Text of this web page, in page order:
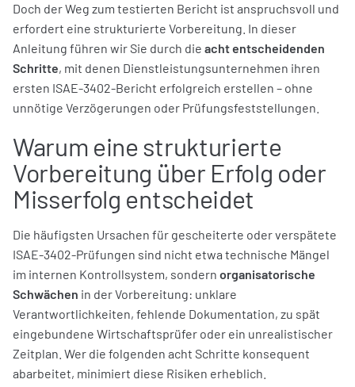
Doch der Weg zum testierten Bericht ist anspruchsvoll und
erfordert eine strukturierte Vorbereitung. In dieser
Anleitung führen wir Sie durch die acht entscheidenden
Schritte, mit denen Dienstleistungsunternehmen ihren
ersten ISAE-3402-Bericht erfolgreich erstellen – ohne
unnötige Verzögerungen oder Prüfungsfeststellungen.
Warum eine strukturierte
Vorbereitung über Erfolg oder
Misserfolg entscheidet
Die häufigsten Ursachen für gescheiterte oder verspätete
ISAE-3402-Prüfungen sind nicht etwa technische Mängel
im internen Kontrollsystem, sondern organisatorische
Schwächen in der Vorbereitung: unklare
Verantwortlichkeiten, fehlende Dokumentation, zu spät
eingebundene Wirtschaftsprüfer oder ein unrealistischer
Zeitplan. Wer die folgenden acht Schritte konsequent
abarbeitet, minimiert diese Risiken erheblich.